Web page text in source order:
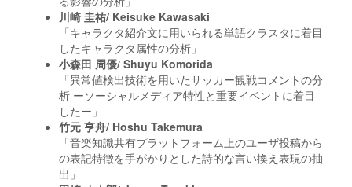
川崎 圭祐/ Keisuke Kawasaki
「キャラクタ紹介文に用いられる単語クラスタに着目
したキャラクタ属性の分析」
小森田 周優/ Shuyu Komorida
「異常値検出技術を用いたサッカー観戦コメントの分
析 ーソーシャルメディア特性と重要イベントに着目
したー」
竹元 亨舟/ Hoshu Takemura
「音楽知識共有プラットフォーム上のユーザ投稿から
の表記特徴を手がかりとした詩的な言い換え表現の抽
出」